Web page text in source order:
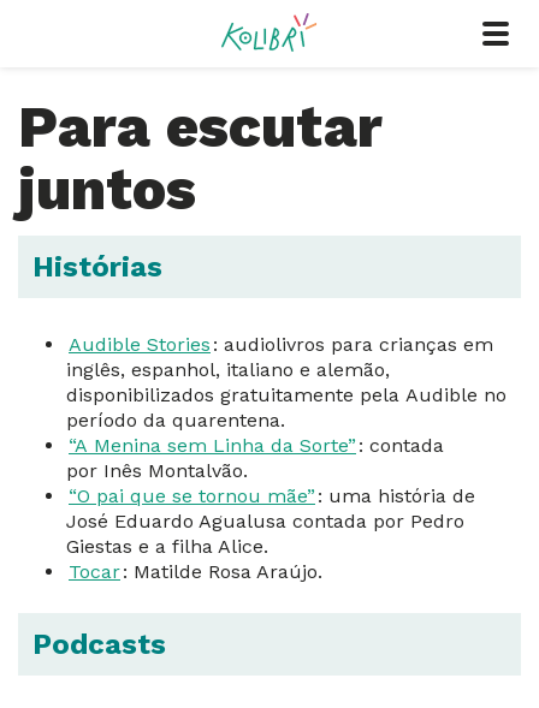
Para escutar
juntos
Histórias
Audible Stories : audiolivros para crianças em
inglês, espanhol, italiano e alemão,
disponibilizados gratuitamente pela Audible no
período da quarentena.
“A Menina sem Linha da Sorte”: contada
por Inês Montalvão.
“O pai que se tornou mãe”: uma história de
José Eduardo Agualusa contada por Pedro
Giestas e a filha Alice.
Tocar: Matilde Rosa Araújo.
Podcasts